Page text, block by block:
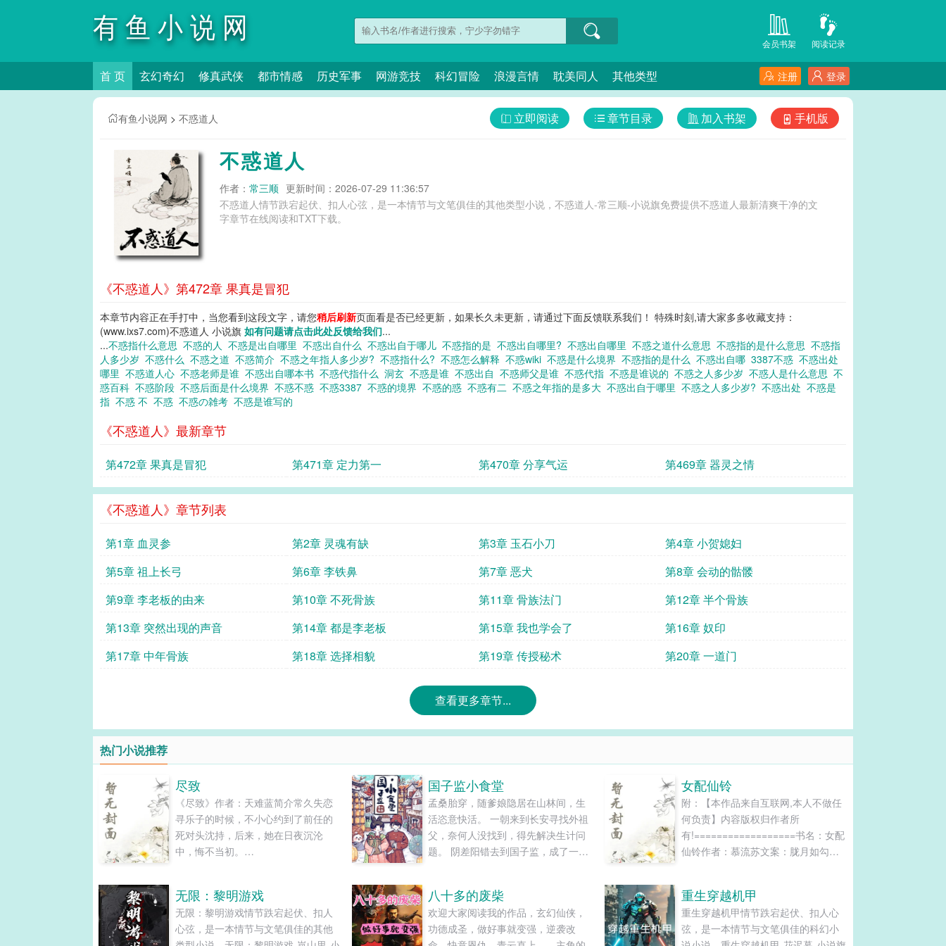
有鱼小说网 阅读记录
会员书架
首 页 玄幻奇幻 修真武侠 都市情感 历史军事 网游竞技 科幻冒险 浪漫言情 耽美同人 其他类型 登录
注册
有鱼小说网 > 不惑道人 手机版
加入书架
章节目录
立即阅读
不惑道人
作者： 常三顺 更新时间：2026-07-29 11:36:57
不惑道人情节跌宕起伏、扣人心弦，是一本情节与文笔俱佳的其他类型小说，不惑道人-常三顺-小说旗免费提供不惑道人最新清爽干净的文
字章节在线阅读和TXT下载。
《不惑道人》第472章 果真是冒犯
本章节内容正在手打中，当您看到这段文字，请您稍后刷新页面看是否已经更新，如果长久未更新，请通过下面反馈联系我们！ 特殊时刻,请大家多多收藏支持：
(www.ixs7.com)不惑道人 小说旗 如有问题请点击此处反馈给我们...
...不惑指什么意思 不惑的人 不惑是出自哪里 不惑出自什么 不惑出自于哪儿 不惑指的是 不惑出自哪里? 不惑出自哪里 不惑之道什么意思 不惑指的是什么意思 不惑指
人多少岁 不惑什么 不惑之道 不惑简介 不惑之年指人多少岁? 不惑指什么? 不惑怎么解释 不惑wiki 不惑是什么境界 不惑指的是什么 不惑出自哪 3387不惑 不惑出处
哪里 不惑道人心 不惑老师是谁 不惑出自哪本书 不惑代指什么 洞玄 不惑是谁 不惑出自 不惑师父是谁 不惑代指 不惑是谁说的 不惑之人多少岁 不惑人是什么意思 不
惑百科 不惑阶段 不惑后面是什么境界 不惑不惑 不惑3387 不惑的境界 不惑的惑 不惑有二 不惑之年指的是多大 不惑出自于哪里 不惑之人多少岁? 不惑出处 不惑是
指 不惑 不 不惑 不惑の雑考 不惑是谁写的
《不惑道人》最新章节
第472章 果真是冒犯 第471章 定力第一 第470章 分享气运 第469章 器灵之情
《不惑道人》章节列表
第1章 血灵参 第2章 灵魂有缺 第3章 玉石小刀
第4章 小贺媳妇
第5章 祖上长弓
第6章 李铁鼻 第7章 恶犬
第8章 会动的骷髅
第9章 李老板的由来
第10章 不死骨族 第11章 骨族法门
第12章 半个骨族
第13章 突然出现的声音
第14章 都是李老板 第15章 我也学会了
第16章 奴印
第17章 中年骨族
第18章 选择相貌 第19章 传授秘术 第20章 一道门
查看更多章节...
热门小说推荐
尽致
《尽致》作者：天难蓝简介常久失恋
寻乐子的时候，不小心约到了前任的
死对头沈持，后来，她在日夜沉沦
中，悔不当初。
———————————————————
的酒店房门口，敲了两下门。门很快
开了，常久低头从包里拿买好的套，
“我在微信上说过了，你得用我准备的
国子监小食堂
孟桑胎穿，随爹娘隐居在山林间，生
活恣意快活。 一朝来到长安寻找外祖
父，奈何人没找到，得先解决生计问
题。 阴差阳错去到国子监，成了一位
好，就是膳食太难吃。 菜淡、肉老、
饭硬、汤苦，直吃得众学子面如菜
色，纷纷外出寻酒肆。 忽然某一日，
女配仙铃
附：【本作品来自互联网,本人不做任
何负责】内容版权归作者所
有!==================书名：女配
仙铃作者：慕流苏文案：胧月如勾，
且面临着被强迫给人做童养媳的危
机。更杯具的是，这是一个修仙书籍
中的世界，而她附体的农家女孩未来
无限：黎明游戏
无限：黎明游戏情节跌宕起伏、扣人
心弦，是一本情节与文笔俱佳的其他
八十多的废柴
欢迎大家阅读我的作品，玄幻仙侠，
功德成圣，做好事就变强，逆袭改
重生穿越机甲
重生穿越机甲情节跌宕起伏、扣人心
弦，是一本情节与文笔俱佳的科幻小